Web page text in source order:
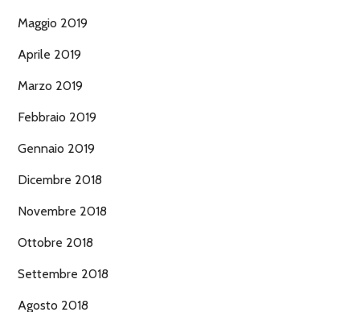
Maggio 2019
Aprile 2019
Marzo 2019
Febbraio 2019
Gennaio 2019
Dicembre 2018
Novembre 2018
Ottobre 2018
Settembre 2018
Agosto 2018